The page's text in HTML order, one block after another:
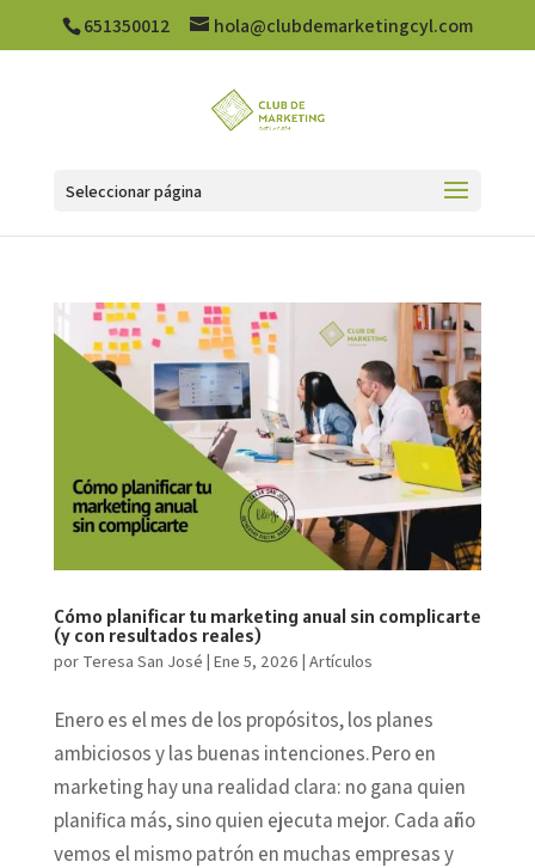
651350012 hola@clubdemarketingcyl.com
Seleccionar página
Cómo planificar tu marketing anual sin complicarte
(y con resultados reales)
por Teresa San José | Ene 5, 2026 | Artículos
Enero es el mes de los propósitos, los planes
ambiciosos y las buenas intenciones.Pero en
marketing hay una realidad clara: no gana quien
planifica más, sino quien ejecuta mejor. Cada año
vemos el mismo patrón en muchas empresas y